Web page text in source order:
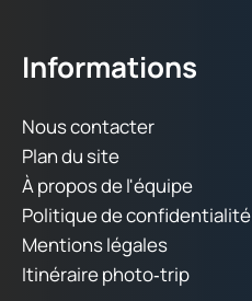
Informations
Nous contacter
Plan du site
À propos de l'équipe
Politique de confidentialité
Mentions légales
Itinéraire photo‑trip